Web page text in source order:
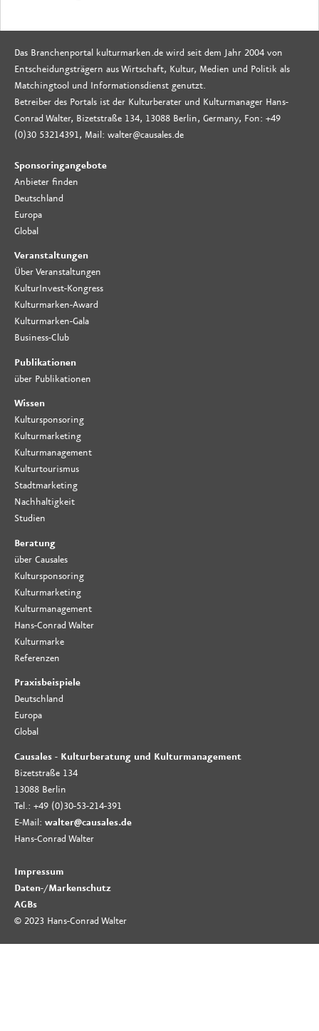
Das Branchenportal kulturmarken.de wird seit dem Jahr 2004 von
Entscheidungsträgern aus Wirtschaft, Kultur, Medien und Politik als
Matchingtool und Informationsdienst genutzt.
Betreiber des Portals ist der Kulturberater und Kulturmanager Hans-
Conrad Walter, Bizetstraße 134, 13088 Berlin, Germany, Fon: +49
(0)30 53214391, Mail: walter@causales.de
Sponsoringangebote
Anbieter finden
Deutschland
Europa
Global
Veranstaltungen
Über Veranstaltungen
KulturInvest-Kongress
Kulturmarken-Award
Kulturmarken-Gala
Business-Club
Publikationen
über Publikationen
Wissen
Kultursponsoring
Kulturmarketing
Kulturmanagement
Kulturtourismus
Stadtmarketing
Nachhaltigkeit
Studien
Beratung
über Causales
Kultursponsoring
Kulturmarketing
Kulturmanagement
Hans-Conrad Walter
Kulturmarke
Referenzen
Praxisbeispiele
Deutschland
Europa
Global
Causales - Kulturberatung und Kulturmanagement
Bizetstraße 134
13088 Berlin
Tel.: +49 (0)30-53-214-391
E-Mail: walter@causales.de
Hans-Conrad Walter
Impressum
Daten-/Markenschutz
AGBs
© 2023 Hans-Conrad Walter